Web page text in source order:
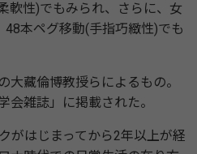
軟性)でもみられ、さらに、⼥
本ペグ移動(⼿指巧緻性)でも
藏倫博教授らによるもの。
会雑誌」に掲載された。
がはじまってから2年以上が経